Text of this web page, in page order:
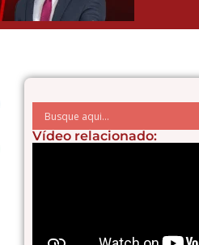
Vídeo relacionado: